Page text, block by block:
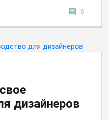
comment 0
дизайнеров